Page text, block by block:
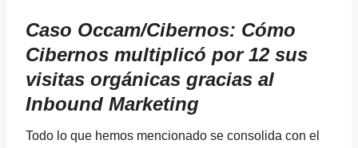
Caso Occam/Cibernos: Cómo
Cibernos multiplicó por 12 sus
visitas orgánicas gracias al
Inbound Marketing
Todo lo que hemos mencionado se consolida con el